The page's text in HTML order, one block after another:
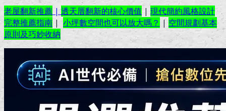
老屋翻新推薦 | 透天厝翻新的核心價值 | 現代簡約風格設計
完整推薦指南| 小坪數空間也可以放大嗎？ | 空間規劃基本
原則及巧妙收納